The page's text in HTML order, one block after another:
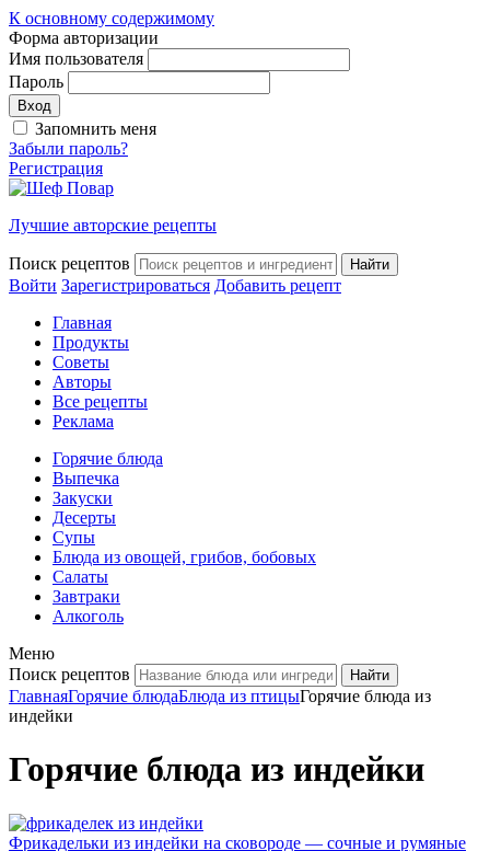
К основному содержимому
Форма авторизации
Имя пользователя
Пароль
Запомнить меня
Забыли пароль?
Регистрация
Лучшие авторские рецепты
Поиск рецептов
Войти Зарегистрироваться Добавить рецепт
Главная
Продукты
Советы
Авторы
Все рецепты
Реклама
Горячие блюда
Выпечка
Закуски
Десерты
Супы
Блюда из овощей, грибов, бобовых
Салаты
Завтраки
Алкоголь
Меню
Поиск рецептов
ГлавнаяГорячие блюдаБлюда из птицыГорячие блюда из
индейки
Горячие блюда из индейки
Фрикадельки из индейки на сковороде — сочные и румяные